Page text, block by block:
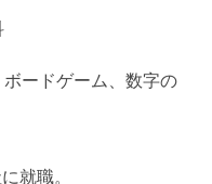
ードゲーム、数字の
就職。